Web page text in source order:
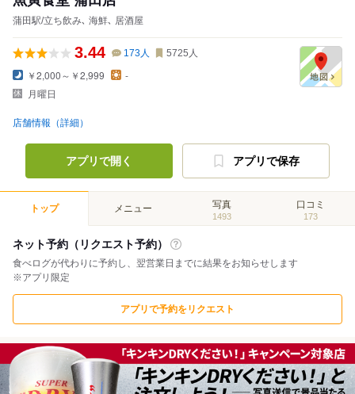
蒲田駅/立ち飲み､ 海鮮､ 居酒屋
3.44 173人 5725 人
￥2,000～￥2,999
-
月曜日
店舗情報（詳細）
アプリで開く アプリで保存
トップ メニュー 写真
1493
口コミ
173
ネット予約（リクエスト予約）
食べログが代わりに予約し、翌営業日までに結果をお知らせします
※アプリ限定
アプリで予約をリクエスト